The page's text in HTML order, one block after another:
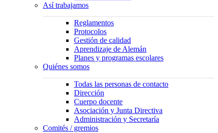
Así trabajamos
Reglamentos
Protocolos
Gestión de calidad
Aprendizaje de Alemán
Planes y programas escolares
Quiénes somos
Todas las personas de contacto
Dirección
Cuerpo docente
Asociación y Junta Directiva
Administración y Secretaría
Comités / gremios